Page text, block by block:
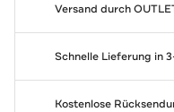
Versand durch
Schnelle Lieferung in
Kostenlose